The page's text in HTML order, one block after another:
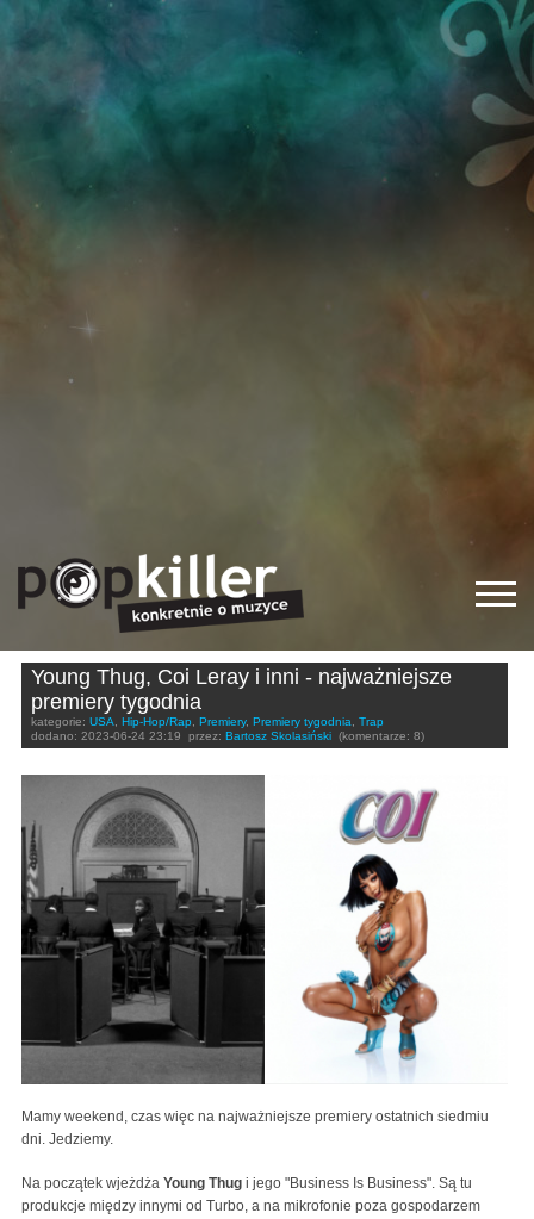
Young Thug, Coi Leray i inni - najważniejsze
premiery tygodnia
kategorie: USA, Hip-Hop/Rap, Premiery, Premiery tygodnia, Trap
dodano: 2023-06-24 23:19 przez: Bartosz Skolasiński (komentarze: 8)
Mamy weekend, czas więc na najważniejsze premiery ostatnich siedmiu
dni. Jedziemy.
Na początek wjeżdża Young Thug i jego "Business Is Business". Są tu
produkcje między innymi od Turbo, a na mikrofonie poza gospodarzem